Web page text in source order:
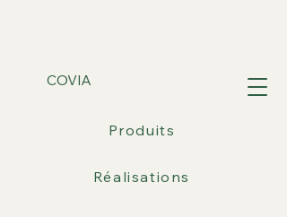
COVIA
Produits
Réalisations